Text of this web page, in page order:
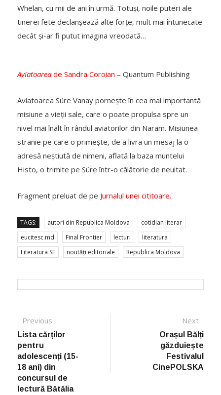
Whelan, cu mii de ani în urmă. Totuși, noile puteri ale
tinerei fete declanșează alte forțe, mult mai întunecate
decât și-ar fi putut imagina vreodată…
Aviatoarea de Sandra Coroian – Quantum Publishing
Aviatoarea Süre Vanay pornește în cea mai importantă
misiune a vieții sale, care o poate propulsa spre un
nivel mai înalt în rândul aviatorilor din Naram. Misiunea
stranie pe care o primește, de a livra un mesaj la o
adresă neștiută de nimeni, aflată la baza muntelui
Histo, o trimite pe Süre într-o călătorie de neuitat.
Fragment preluat de pe Jurnalul unei cititoare.
TAGS: autori din Republica Moldova
cotidian literar
eucitesc.md
Final Frontier lecturi
literatura
Literatura SF
noutăți editoriale Republica Moldova
Post navigation
Previous
Lista cărților
pentru
adolescenți (15-
18 ani) din
concursul de
lectură Bătălia
Next
Orașul Bălți
găzduiește
Festivalul
CinePOLSKA